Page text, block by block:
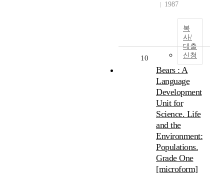
1987
복
사/
대출
신청
10
Bears : A
Language
Development
Unit for
Science. Life
and the
Environment:
Populations.
Grade One
[microform]